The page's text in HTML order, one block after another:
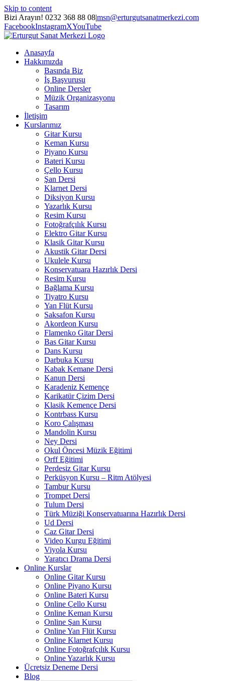
Skip to content
Bizi Arayın! 0232 368 88 08|msn@erturgutsanatmerkezi.com
FacebookInstagramXYouTube
Anasayfa
Hakkımızda
Basında Biz
İş Başvurusu
Online Dersler
Müzik Organizasyonu
Tasarım
İletişim
Kurslarımız
Gitar Kursu
Keman Kursu
Piyano Kursu
Bateri Kursu
Çello Kursu
Şan Dersi
Klarnet Dersi
Diksiyon Kursu
Yazarlık Kursu
Resim Kursu
Fotoğrafçılık Kursu
Elektro Gitar Kursu
Klasik Gitar Kursu
Akustik Gitar Dersi
Ukulele Kursu
Konservatuara Hazırlık Dersi
Resim Kursu
Bağlama Kursu
Tiyatro Kursu
Yan Flüt Kursu
Saksafon Kursu
Akordeon Kursu
Flamenko Gitar Dersi
Bas Gitar Kursu
Dans Kursu
Darbuka Kursu
Kabak Kemane Dersi
Kanun Dersi
Karadeniz Kemençe
Karikatür Çizim Dersi
Klasik Kemençe Dersi
Kontrbass Kursu
Koro Çalışması
Mandolin Kursu
Ney Dersi
Okul Öncesi Müzik Eğitimi
Orff Eğitimi
Perdesiz Gitar Kursu
Perküsyon Kursu – Ritm Atölyesi
Tambur Kursu
Trompet Dersi
Tulum Dersi
Türk Müziği Konservatuarına Hazırlık Dersi
Ud Dersi
Caz Gitar Dersi
Video Kurgu Eğitimi
Viyola Kursu
Yaratıcı Drama Dersi
Online Kurslar
Online Gitar Kursu
Online Piyano Kursu
Online Bateri Kursu
Online Çello Kursu
Online Keman Kursu
Online Şan Kursu
Online Yan Flüt Kursu
Online Klarnet Kursu
Online Fotoğrafçılık Kursu
Online Yazarlık Kursu
Ücretsiz Deneme Dersi
Blog